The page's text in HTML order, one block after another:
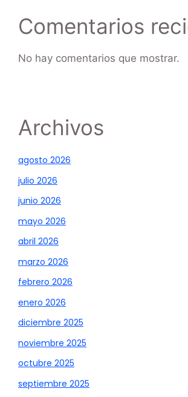
Comentarios
No hay comentarios que mostrar.
Archivos
agosto 2026
julio 2026
junio 2026
mayo 2026
abril 2026
marzo 2026
febrero 2026
enero 2026
diciembre 2025
noviembre 2025
octubre 2025
septiembre 2025